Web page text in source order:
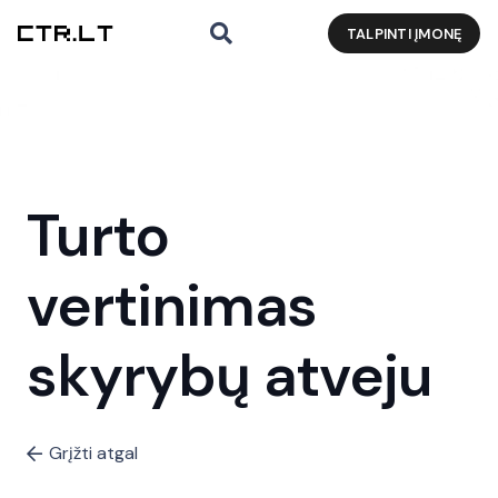
TALPINTI ĮMONĘ
Turto
vertinimas
skyrybų atveju
Grįžti atgal